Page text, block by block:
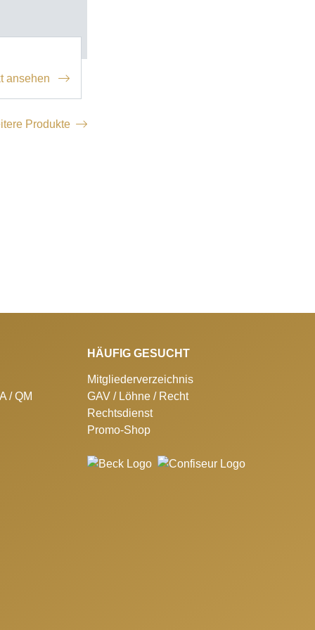
ansehen
Produkte
/ QM
HÄUFIG GESUCHT
Mitgliederverzeichnis
GAV / Löhne / Recht
Rechtsdienst
Promo-Shop